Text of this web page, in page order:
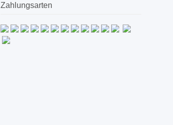
Zahlungsarten